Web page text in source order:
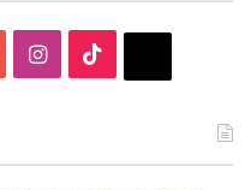
Instagram